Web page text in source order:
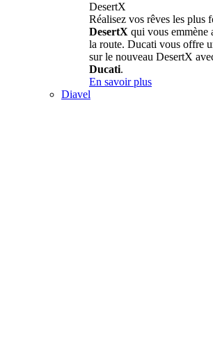
DesertX
Réalisez vos rêves les plus
DesertX qui vous emmène
la route. Ducati vous offre
sur le nouveau DesertX
Ducati.
En savoir plus
Diavel